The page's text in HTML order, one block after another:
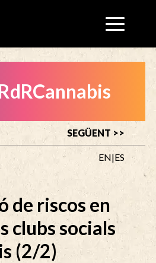
SEGÜENT >>
EN|ES
de riscos en
clubs socials
(2/2)